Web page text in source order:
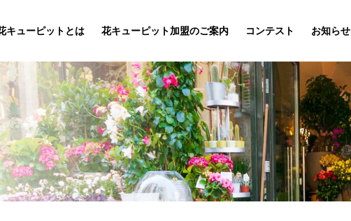
キューピットとは 花キューピット加盟のご案内 コンテスト お知らせ